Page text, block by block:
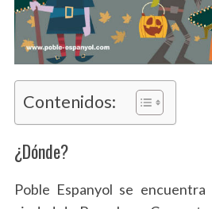
Contenidos:
¿Dónde?
Poble Espanyol se